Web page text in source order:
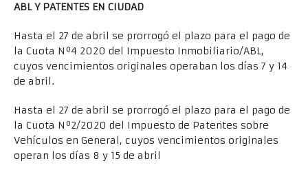
ABL Y PATENTES EN CIUDAD
Hasta el 27 de abril se prorrogó el plazo para el pago de
la Cuota Nº4 2020 del Impuesto Inmobiliario/ABL,
cuyos vencimientos originales operaban los días 7 y 14
de abril.
Hasta el 27 de abril se prorrogó el plazo para el pago de
la Cuota Nº2/2020 del Impuesto de Patentes sobre
Vehículos en General, cuyos vencimientos originales
operan los días 8 y 15 de abril